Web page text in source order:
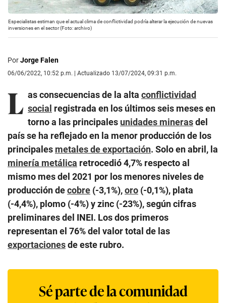
Especialistas estiman que el actual clima de conflictividad podría alterar la ejecución de nuevas
inversiones en el sector (Foto: archivo)
PorJorge Falen
06/06/2022, 10:52 p.m. | Actualizado 13/07/2024, 09:31 p.m.
L as consecuencias de la alta conflictividad
social registrada en los últimos seis meses en
torno a las principales unidades minerasdel
país se ha reflejado en la menor producción de los
principales metales de exportación. Solo en abril, la
minería metálica retrocedió 4,7% respecto al
mismo mes del 2021 por los menores niveles de
producción decobre (-3,1%),oro (-0,1%), plata
(-4,4%), plomo (-4%) y zinc (-23%), según cifras
preliminares del INEI. Los dos primeros
representan el 76% del valor total de las
exportacionesde este rubro.